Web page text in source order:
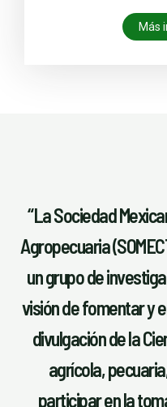
Más
“La Sociedad
Agropecuaria
un grupo de
visión de fomentar y
divulgación de la
agrícola,
participar en la